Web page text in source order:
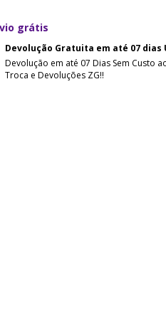
grátis
Devolução Gratuita em até 07 dias
Devolução em até 07 Dias Sem Custo
Troca e Devoluções ZG!!